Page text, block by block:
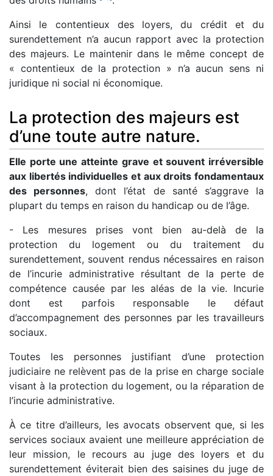
Ainsi le contentieux des loyers, du crédit et du
surendettement n’a aucun rapport avec la protection
des majeurs. Le maintenir dans le même concept de
« contentieux de la protection » n’a aucun sens ni
juridique ni social ni économique.
La protection des majeurs est
d’une toute autre nature.
Elle porte une atteinte grave et souvent irréversible
aux libertés individuelles et aux droits fondamentaux
des personnes, dont l’état de santé s’aggrave la
plupart du temps en raison du handicap ou de l’âge.
- Les mesures prises vont bien au-delà de la
protection du logement ou du traitement du
surendettement, souvent rendus nécessaires en raison
de l’incurie administrative résultant de la perte de
compétence causée par les aléas de la vie. Incurie
dont est parfois responsable le défaut
d’accompagnement des personnes par les travailleurs
sociaux.
Toutes les personnes justifiant d’une protection
judiciaire ne relèvent pas de la prise en charge sociale
visant à la protection du logement, ou la réparation de
l’incurie administrative.
À ce titre d’ailleurs, les avocats observent que, si les
services sociaux avaient une meilleure appréciation de
leur mission, le recours au juge des loyers et du
surendettement éviterait bien des saisines du juge de